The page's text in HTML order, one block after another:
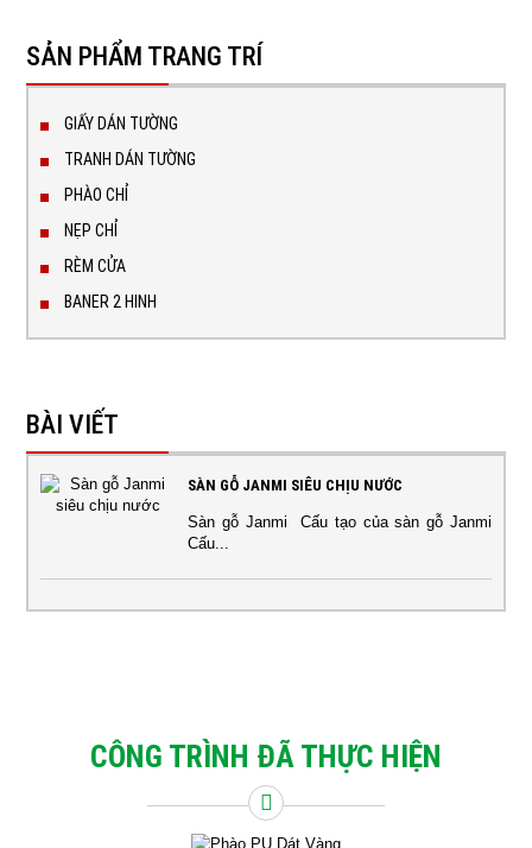
SẢN PHẨM TRANG TRÍ
GIẤY DÁN TƯỜNG
TRANH DÁN TƯỜNG
PHÀO CHỈ
NẸP CHỈ
RÈM CỬA
BANER 2 HINH
BÀI VIẾT
SÀN GỖ JANMI SIÊU CHỊU NƯỚC
Sàn gỗ Janmi Cấu tạo của sàn gỗ Janmi
Cấu...
CÔNG TRÌNH ĐÃ THỰC HIỆN